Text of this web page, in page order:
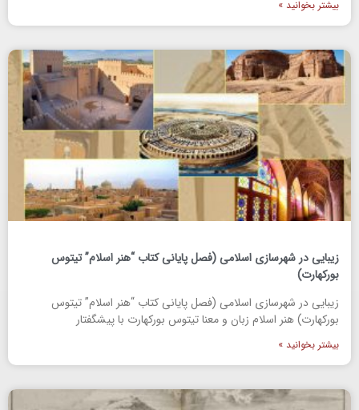
بیشتر بخوانید »
زیبایی در شهرسازی اسلامی (فصل پایانی کتاب “هنر اسلام” تیتوس
بورکهارت)
زیبایی در شهرسازی اسلامی (فصل پایانی کتاب “هنر اسلام” تیتوس
بورکهارت) هنر اسلام زبان و معنا تیتوس بورکهارت با پیشگفتار
بیشتر بخوانید »